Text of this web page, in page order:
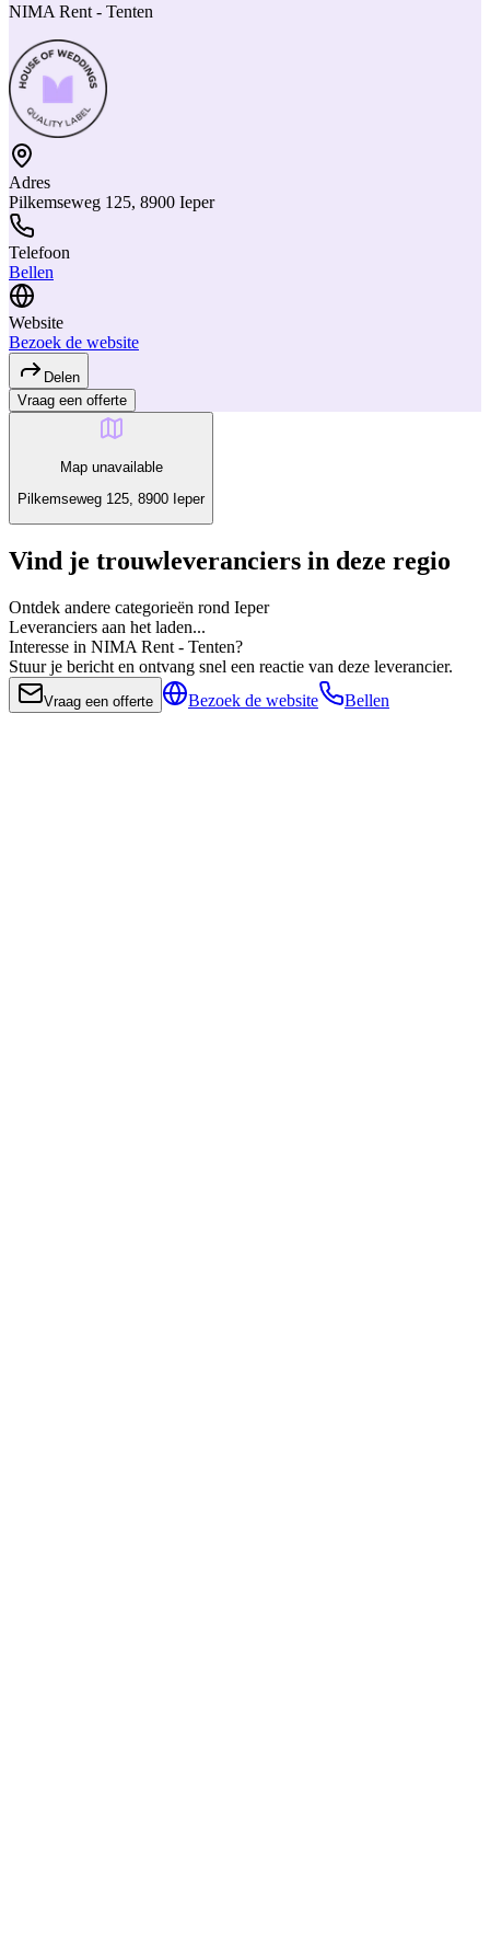
NIMA Rent - Tenten
Adres
Pilkemseweg 125, 8900 Ieper
Telefoon
Bellen
Website
Bezoek de website
Delen
Vraag een offerte
Map unavailable
Pilkemseweg 125, 8900 Ieper
Vind je trouwleveranciers in deze regio
Ontdek andere categorieën rond Ieper
Leveranciers aan het laden...
Interesse in NIMA Rent - Tenten?
Stuur je bericht en ontvang snel een reactie van deze leverancier.
Vraag een offerte Bezoek de website Bellen